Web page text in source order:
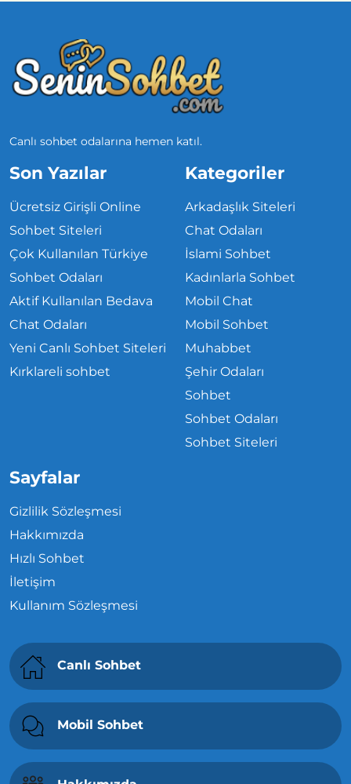
Canlı sohbet odalarına hemen katıl.
Son Yazılar
Ücretsiz Girişli Online
Sohbet Siteleri
Çok Kullanılan Türkiye
Sohbet Odaları
Aktif Kullanılan Bedava
Chat Odaları
Yeni Canlı Sohbet Siteleri
Kırklareli sohbet
Kategoriler
Arkadaşlık Siteleri
Chat Odaları
İslami Sohbet
Kadınlarla Sohbet
Mobil Chat
Mobil Sohbet
Muhabbet
Şehir Odaları
Sohbet
Sohbet Odaları
Sohbet Siteleri
Sayfalar
Gizlilik Sözleşmesi
Hakkımızda
Hızlı Sohbet
İletişim
Kullanım Sözleşmesi
Canlı Sohbet
Mobil Sohbet